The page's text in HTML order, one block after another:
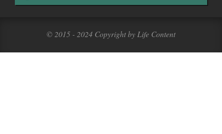
© 2015 - 2024 Copyright by Life Content